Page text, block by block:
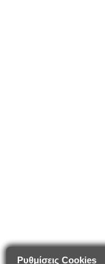
Ρυθμίσεις Cookies